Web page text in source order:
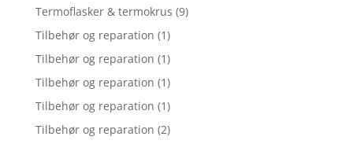
Termoflasker & termokrus (9)
Tilbehør og reparation (1)
Tilbehør og reparation (1)
Tilbehør og reparation (1)
Tilbehør og reparation (1)
Tilbehør og reparation (2)